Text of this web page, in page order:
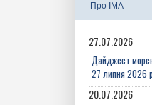
Про IMA
27.07.2026
Дайджест
27 липня 2026
20.07.2026